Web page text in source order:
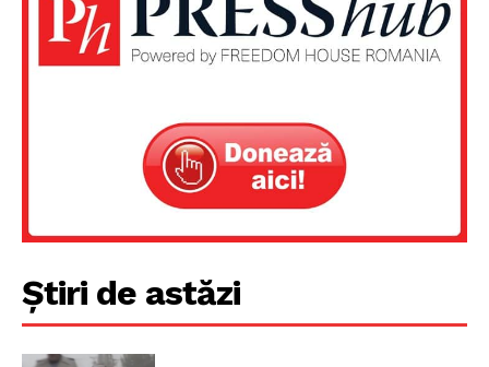
PRESShub
Proiecte editoriale
Știri de astăzi